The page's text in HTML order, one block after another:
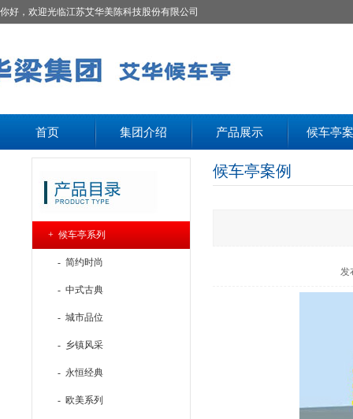
你好，欢迎光临江苏艾华美陈科技股份有限公司
首页 集团介绍 产品展示 候车亭
+ 候车亭系列
- 简约时尚
- 中式古典
- 城市品位
- 乡镇风采
- 永恒经典
- 欧美系列
候车亭案例
发